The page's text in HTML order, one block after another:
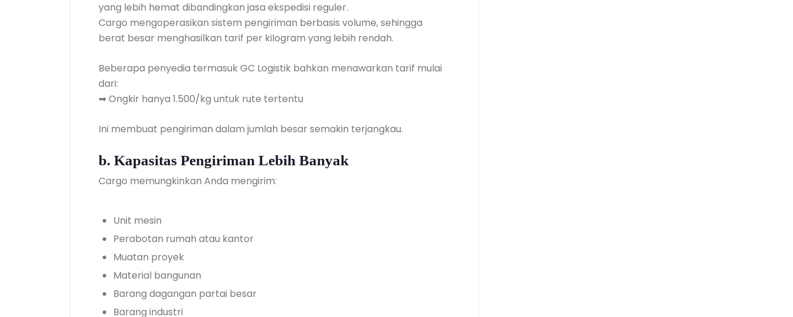
yang lebih hemat dibandingkan jasa ekspedisi reguler.
Cargo mengoperasikan sistem pengiriman berbasis volume, sehingga
berat besar menghasilkan tarif per kilogram yang lebih rendah.
Beberapa penyedia termasuk GC Logistik bahkan menawarkan tarif mulai
dari:
➡ Ongkir hanya 1.500/kg untuk rute tertentu
Ini membuat pengiriman dalam jumlah besar semakin terjangkau.
b. Kapasitas Pengiriman Lebih Banyak
Cargo memungkinkan Anda mengirim:
Unit mesin
Perabotan rumah atau kantor
Muatan proyek
Material bangunan
Barang dagangan partai besar
Barang industri